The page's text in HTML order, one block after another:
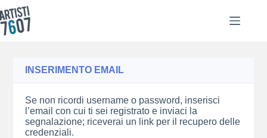
al
contenuto
INSERIMENTO EMAIL
Se non ricordi username o password, inserisci
l’email con cui ti sei registrato e inviaci la
segnalazione; riceverai un link per il recupero delle
credenziali.